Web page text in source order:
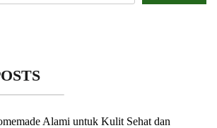
Alami untuk Kulit Sehat dan